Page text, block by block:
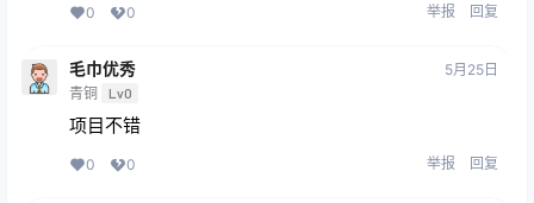
0 0 举报 回复
毛巾优秀
青铜 Lv0
5月25日
项目不错
0 0 举报 回复